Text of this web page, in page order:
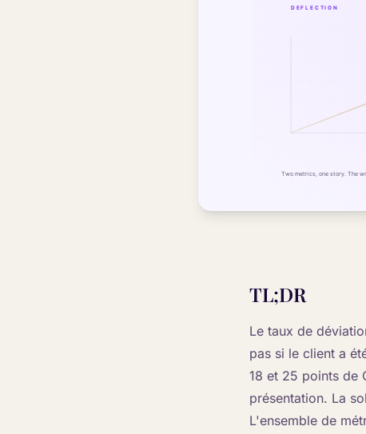
TL;DR
Le taux de
pas si le client a
18 et 25 points de
présentation. La
L'ensemble de